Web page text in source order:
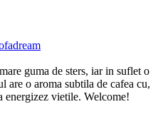
guma de sters, iar in suflet o
are o aroma subtila de cafea cu,
energizez vietile. Welcome!